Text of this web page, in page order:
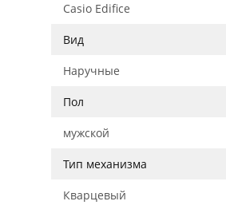
Casio Edifice
Вид
Наручные
Пол
мужской
Тип механизма
Кварцевый